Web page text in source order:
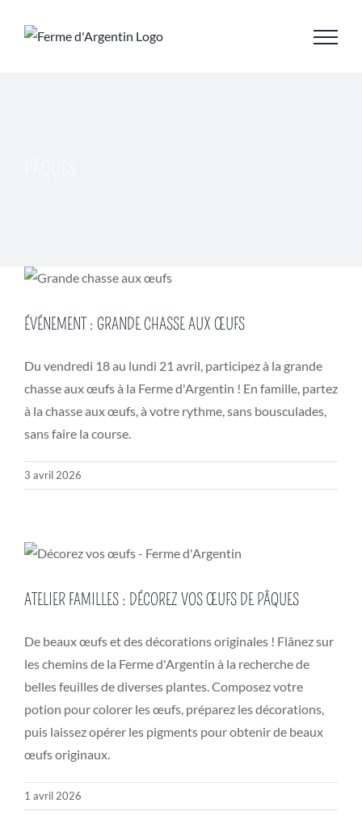
ÉVÉNEMENT : GRANDE CHASSE AUX ŒUFS
Du vendredi 18 au lundi 21 avril, participez à la grande
chasse aux œufs à la Ferme d'Argentin ! En famille, partez
à la chasse aux œufs, à votre rythme, sans bousculades,
sans faire la course.
3 avril 2026
ATELIER FAMILLES : DÉCOREZ VOS ŒUFS DE PÂQUES
De beaux œufs et des décorations originales ! Flânez sur
les chemins de la Ferme d'Argentin à la recherche de
belles feuilles de diverses plantes. Composez votre
potion pour colorer les œufs, préparez les décorations,
puis laissez opérer les pigments pour obtenir de beaux
œufs originaux.
1 avril 2026